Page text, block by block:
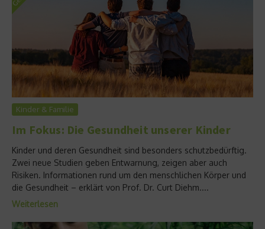
Kinder & Familie
Im Fokus: Die Gesundheit unserer Kinder
Kinder und deren Gesundheit sind besonders schutzbedürftig.
Zwei neue Studien geben Entwarnung, zeigen aber auch
Risiken. Informationen rund um den menschlichen Körper und
die Gesundheit – erklärt von Prof. Dr. Curt Diehm....
Weiterlesen